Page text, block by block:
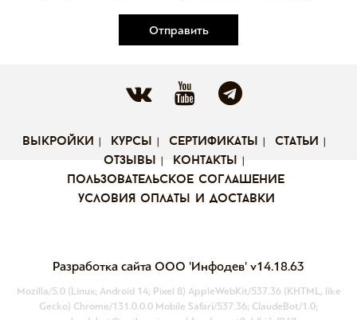
Отправить
выкройки курсы сертификаты
статьи
отзывы
контакты
пользовательское соглашение
условия оплаты и доставки
Разработка сайта ООО 'Инфодев' v14.18.63
Mozilla/5.0 (Linux; Android 14; Pixel 8) AppleWebKit/537.36 (KHTML, like
Gecko) Chrome/131.0.0.0 Mobile Safari/537.36; ClaudeBot/1.0;